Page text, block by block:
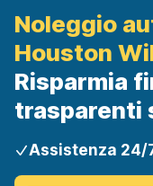
Noleggio
Houston
Risparmia
trasparenti
Assistenza 24/